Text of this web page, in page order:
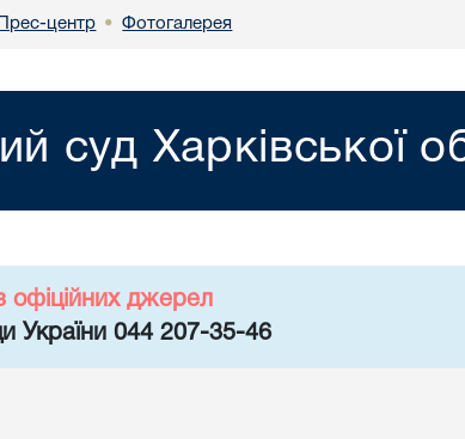
Прес-центр • Фотогалерея
суд Харківської
джерел
України 044 207-35-46